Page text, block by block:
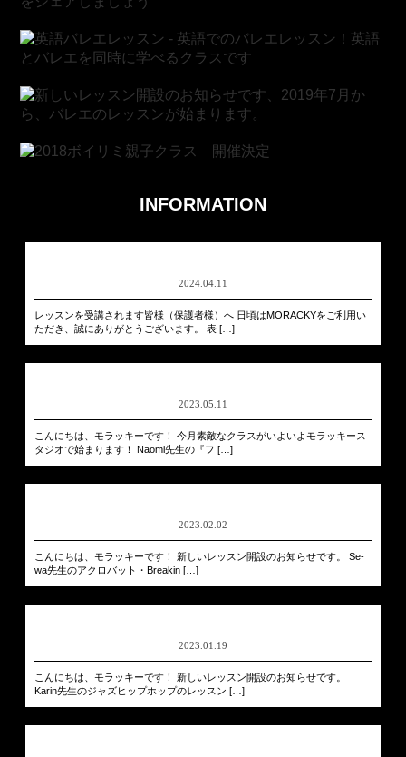
INFORMATION
2024.04.11
レッスンを受講されます皆様（保護者様）へ 日頃はMORACKYをご利用い
ただき、誠にありがとうございます。 表 […]
2023.05.11
こんにちは、モラッキーです！ 今月素敵なクラスがいよいよモラッキース
タジオで始まります！ Naomi先生の『フ […]
2023.02.02
こんにちは、モラッキーです！ 新しいレッスン開設のお知らせです。 Se-
wa先生のアクロバット・Breakin […]
2023.01.19
こんにちは、モラッキーです！ 新しいレッスン開設のお知らせです。
Karin先生のジャズヒップホップのレッスン […]